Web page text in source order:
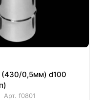
0,5мм) d100
Арт. f0801